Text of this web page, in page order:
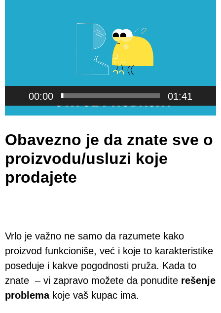
00:00 01:41
Obavezno je da znate sve o
proizvodu/usluzi koje
prodajete
Vrlo je važno ne samo da razumete kako
proizvod funkcioniše, već i koje to karakteristike
poseduje i kakve pogodnosti pruža. Kada to
znate – vi zapravo možete da ponudite rešenje
problemakoje vaš kupac ima.